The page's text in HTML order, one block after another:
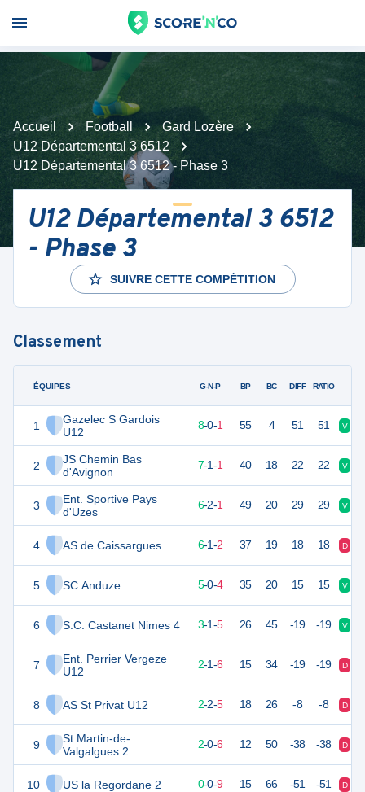
Accueil Football
Gard Lozère
U12 Départemental 3 6512
U12 Départemental 3 6512 - Phase 3
U12 Départemental 3 6512
- Phase 3
SUIVRE CETTE COMPÉTITION
Classement
ÉQUIPES
1
Gazelec S Gardois
U12
2
JS Chemin Bas
d'Avignon
3
Ent. Sportive Pays
d'Uzes
4 AS de Caissargues
5 SC Anduze
6 S.C. Castanet Nimes 4
7
Ent. Perrier Vergeze
U12
8 AS St Privat U12
9
St Martin-de-
Valgalgues 2
10 US la Regordane 2
G-N-P BP BC DIFF RATIO
39 8-0-1 55 4 51 51 V
7-1-1 40 18 22 22 V
33 6-2-1 49 20 29 29 V
29 6-1-2 37 19 18 18 D
5-0-4 35 20 15 15 V
19 9 3-1-5 26 45 -19 -19 V
18 2-1-6 15 34 -19 -19 D
17 2-2-5 18 26 -8 -8 D
2-0-6 12 50 -38 -38 D
5 0-0-9 15 66 -51 -51 D